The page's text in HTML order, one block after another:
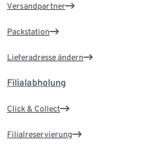
Versandpartner
Packstation
Lieferadresse ändern
Filialabholung
Click & Collect
Filialreservierung